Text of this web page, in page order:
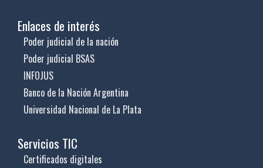
Enlaces de interés
Poder judicial de la nación
Poder judicial BSAS
INFOJUS
Banco de la Nación Argentina
Universidad Nacional de La Plata
Servicios TIC
Certificados digitales